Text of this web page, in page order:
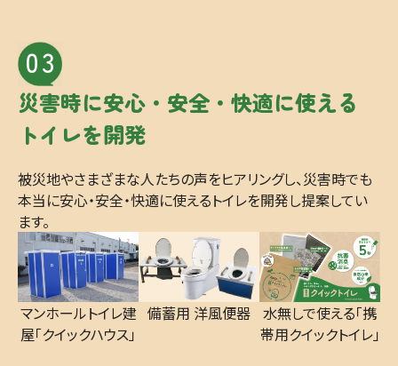
03
災害時に安心・安全・ 快適に使える
トイレを開発
被災地やさまざまな人たちの声をヒアリングし、災害時でも
本当に安心・安全・快適に使えるトイレを開発し提案してい
ます。
マンホールトイレ建
屋「クイックハウス」
備蓄用 洋風便器 水無しで使える「携
帯用クイックトイレ」